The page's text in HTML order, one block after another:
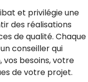
et privilégie une
des réalisations
de qualité. Chaque
conseiller qui
besoins, votre
de votre projet.